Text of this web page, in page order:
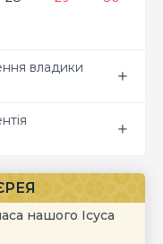
владики
нашого Ісуса